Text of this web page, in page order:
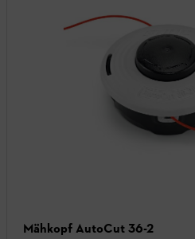
Mähkopf AutoCut 36-2